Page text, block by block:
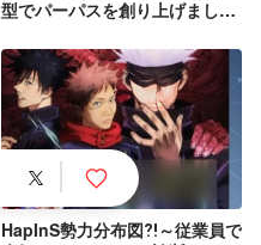
型でパーパスを創り上げまし
HapInS勢力分布図⁈～従業員で